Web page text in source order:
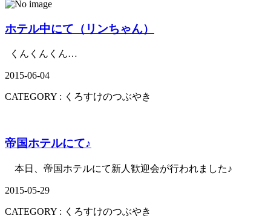
ホテル中にて（リンちゃん）
くんくんくん…
2015-06-04
CATEGORY : くろすけのつぶやき
帝国ホテルにて♪
本日、帝国ホテルにて新人歓迎会が行われました♪
2015-05-29
CATEGORY : くろすけのつぶやき